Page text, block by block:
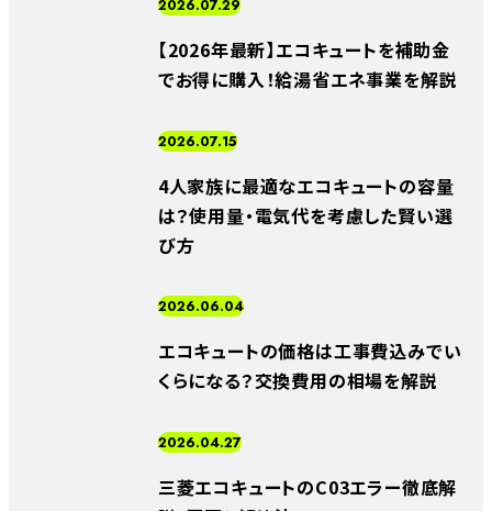
2026.07.29
【2026年最新】エコキュートを補助金
でお得に購入！給湯省エネ事業を解説
2026.07.15
4人家族に最適なエコキュートの容量
は？使用量・電気代を考慮した賢い選
び方
2026.06.04
エコキュートの価格は工事費込みでい
くらになる？交換費用の相場を解説
2026.04.27
三菱エコキュートのC03エラー徹底解